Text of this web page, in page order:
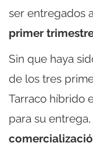
ser entregados
primer
Sin que haya
de los tres
Tarraco híbrido
para su